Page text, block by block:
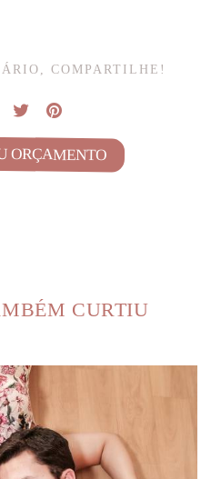
COMPARTILHE!
ORÇAMENTO
CURTIU